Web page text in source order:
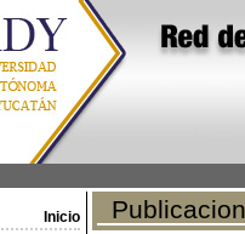
Inicio